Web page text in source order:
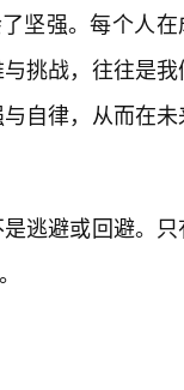
坚强。每个人
挑战，往往是
自律，从而在未
逃避或回避。只